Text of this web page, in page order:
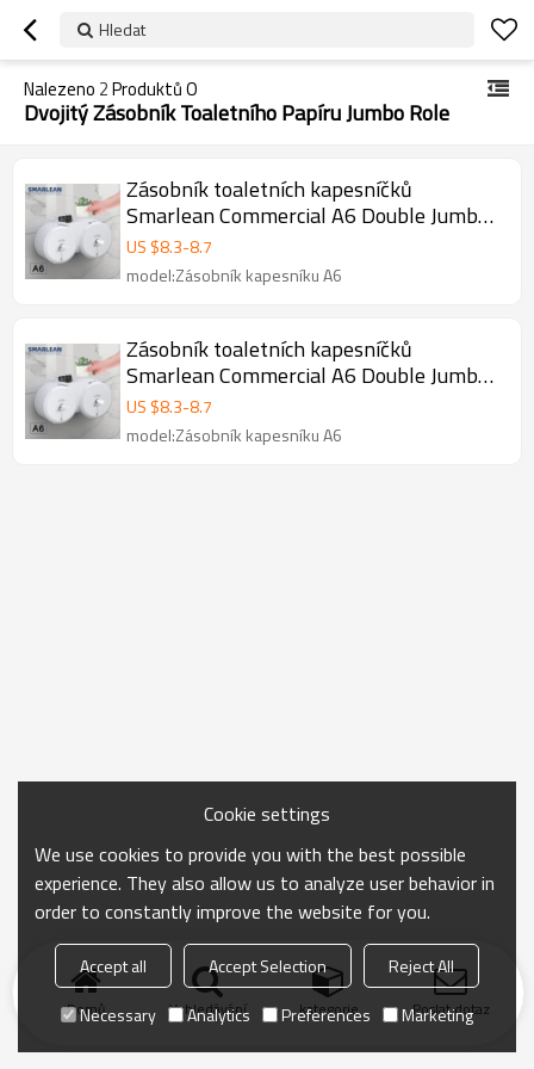
Hledat
Nalezeno 2Produktů O
Dvojitý Zásobník Toaletního Papíru Jumbo Role
Zásobník toaletních kapesníčků
Smarlean Commercial A6 Double Jumbo
Roll
US $8.3-8.7
model:Zásobník kapesníku A6
Zásobník toaletních kapesníčků
Smarlean Commercial A6 Double Jumbo
Roll
US $8.3-8.7
model:Zásobník kapesníku A6
Domů Vyhledávání kategorie Poslat dotaz
Cookie settings
We use cookies to provide you with the best possible
experience. They also allow us to analyze user behavior in
order to constantly improve the website for you.
Accept all Accept Selection
Reject All
Necessary
Analytics Preferences Marketing